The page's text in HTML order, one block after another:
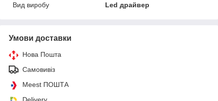
Вид виробу
Led драйвер
Умови доставки
Нова Пошта
Самовивіз
Meest ПОШТА
Delivery